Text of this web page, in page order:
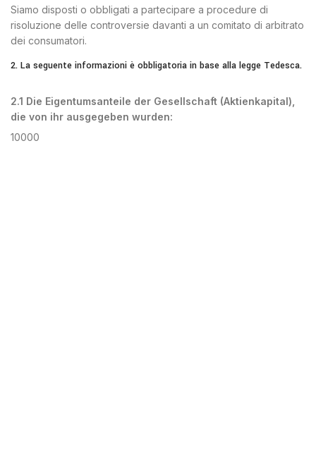
Siamo disposti o obbligati a partecipare a procedure di
risoluzione delle controversie davanti a un comitato di arbitrato
dei consumatori.
2. La seguente informazioni è obbligatoria in base alla legge Tedesca.
2.1 Die Eigentumsanteile der Gesellschaft (Aktienkapital),
die von ihr ausgegeben wurden:
10000